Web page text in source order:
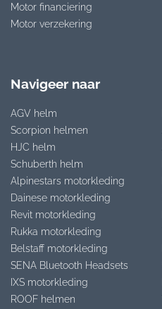
Motor financiering
Motor verzekering
Navigeer naar
AGV helm
Scorpion helmen
HJC helm
Schuberth helm
Alpinestars motorkleding
Dainese motorkleding
Revit motorkleding
Rukka motorkleding
Belstaff motorkleding
SENA Bluetooth Headsets
IXS motorkleding
ROOF helmen